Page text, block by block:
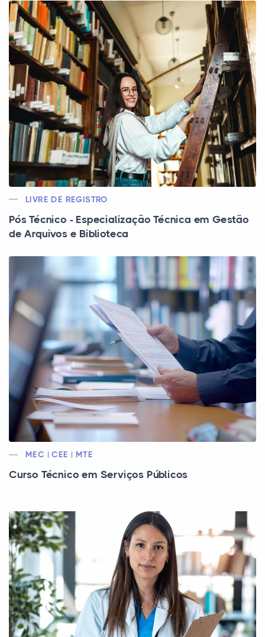
LIVRE DE REGISTRO
Pós Técnico - Especialização Técnica em Gestão
de Arquivos e Biblioteca
MEC | CEE | MTE
Curso Técnico em Serviços Públicos